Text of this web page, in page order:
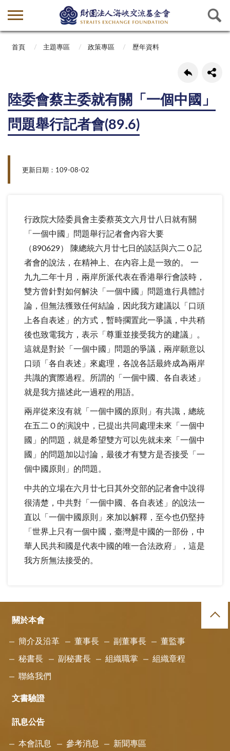
首頁 主題專區 政策專區 歷年資料
陸委會蔡主委就有關「一個中國」
問題舉行記者會(89.6)
更新日期：109-08-02
行政院大陸委員會主委蔡英文六月廿八日就有關
「一個中國」問題舉行記者會內容大要
（890629） 陳總統六月廿七日的談話與六二Ｏ記
者會的說法，在精神上、在內容上是一致的。 一
九九二年十月，兩岸所派代表在香港舉行會談時，
雙方曾針對如何解決「一個中國」問題進行具體討
論，但無法獲致任何結論，因此我方建議以「口頭
上各自表述」的方式，暫時擱置此一爭議，中共稍
後也致電我方，表示「尊重並接受我方的建議」。
這就是對於「一個中國」問題的爭議，兩岸願意以
口頭「各自表述」來處理，各說各話最終成為兩岸
共識的實際過程。所謂的「一個中國、各自表述」
就是我方描述此一過程的用語。
兩岸從來沒有就「一個中國的原則」有共識，總統
在五二Ｏ的演說中，已提出共同處理未來「一個中
國」的問題，就是希望雙方可以先就未來「一個中
國」的問題加以討論，最後才有雙方是否接受「一
個中國原則」的問題。
中共的立場在六月廿七日其外交部的記者會中說得
很清楚，中共對「一個中國、各自表述」的說法一
直以「一個中國原則」來加以解釋，至今也仍堅持
「世界上只有一個中國，臺灣是中國的一部份，中
華人民共和國是代表中國的唯一合法政府」，這是
我方所無法接受的。
關於本會
簡介及沿革 董事長 副董事長 董監事
秘書長 副秘書長 組織職掌 組織章程
聯絡我們
文書驗證
訊息公告
本會訊息 參考消息 新聞專區